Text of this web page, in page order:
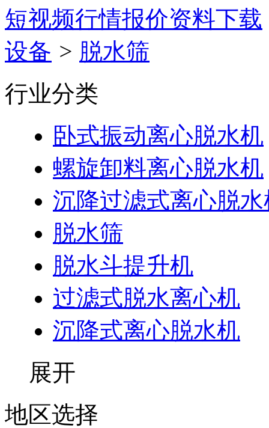
短视频行情报价资料下载
设备 > 脱水筛
行业分类
卧式振动离心脱水机
螺旋卸料离心脱水机
沉降过滤式离心脱水
脱水筛
脱水斗提升机
过滤式脱水离心机
沉降式离心脱水机
展开
地区选择